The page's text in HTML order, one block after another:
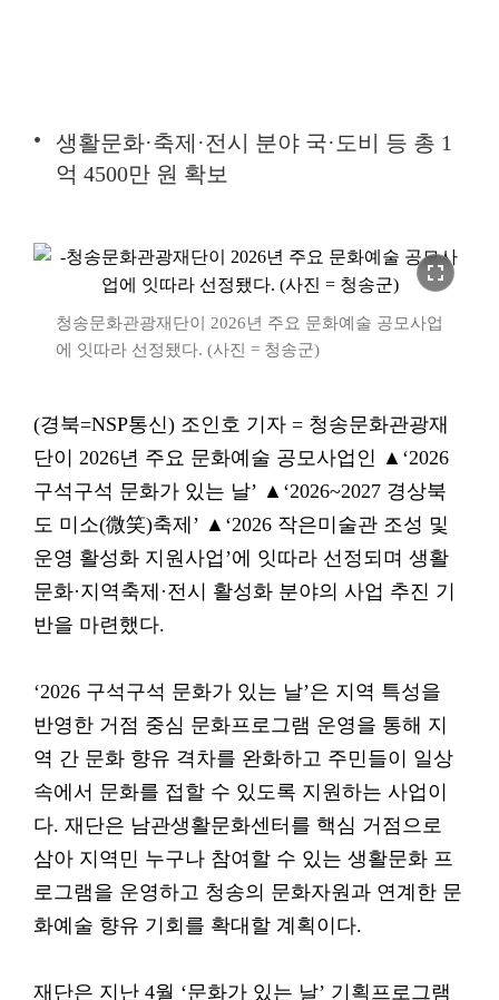
생활문화·축제·전시 분야 국·도비 등 총 1
억 4500만 원 확보
fullscreen
청송문화관광재단이 2026년 주요 문화예술 공모사업
에 잇따라 선정됐다. (사진 = 청송군)
(경북=NSP통신) 조인호 기자 = 청송문화관광재
단이 2026년 주요 문화예술 공모사업인 ▲‘2026
구석구석 문화가 있는 날’ ▲‘2026~2027 경상북
도 미소(微笑)축제’ ▲‘2026 작은미술관 조성 및
운영 활성화 지원사업’에 잇따라 선정되며 생활
문화·지역축제·전시 활성화 분야의 사업 추진 기
반을 마련했다.
‘2026 구석구석 문화가 있는 날’은 지역 특성을
반영한 거점 중심 문화프로그램 운영을 통해 지
역 간 문화 향유 격차를 완화하고 주민들이 일상
속에서 문화를 접할 수 있도록 지원하는 사업이
다. 재단은 남관생활문화센터를 핵심 거점으로
삼아 지역민 누구나 참여할 수 있는 생활문화 프
로그램을 운영하고 청송의 문화자원과 연계한 문
화예술 향유 기회를 확대할 계획이다.
재단은 지난 4월 ‘문화가 있는 날’ 기획프로그램